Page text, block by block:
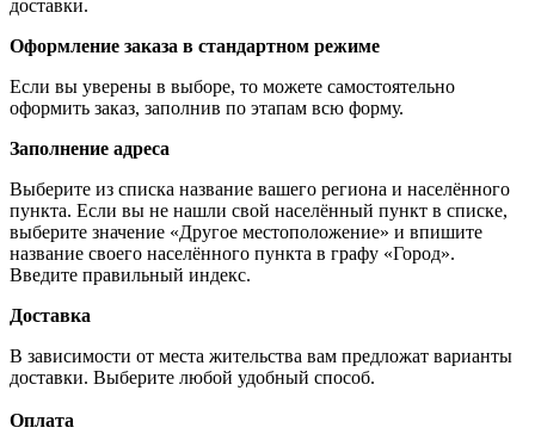
доставки.
Оформление заказа в стандартном режиме
Если вы уверены в выборе, то можете самостоятельно
оформить заказ, заполнив по этапам всю форму.
Заполнение адреса
Выберите из списка название вашего региона и населённого
пункта. Если вы не нашли свой населённый пункт в списке,
выберите значение «Другое местоположение» и впишите
название своего населённого пункта в графу «Город».
Введите правильный индекс.
Доставка
В зависимости от места жительства вам предложат варианты
доставки. Выберите любой удобный способ.
Оплата